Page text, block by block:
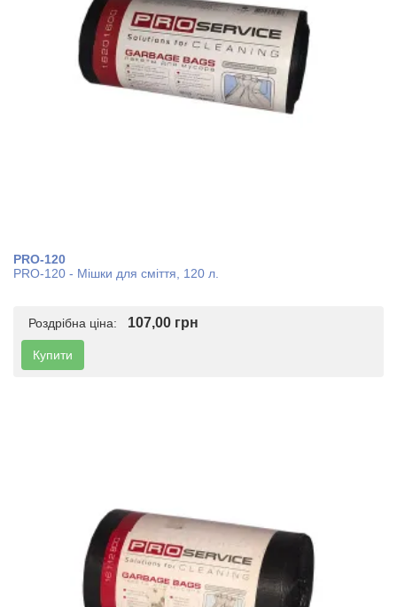
PRO-120
PRO-120 - Мішки для сміття, 120 л.
Роздрібна ціна: 107,00 грн
Купити